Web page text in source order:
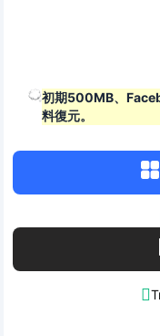
初期500MB、
料復元。
